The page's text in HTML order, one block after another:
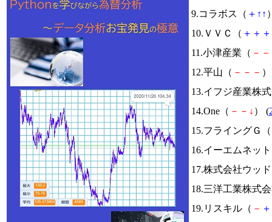
9.コラボス（ ＋ ↑ ↑
10.ＶＶＣ（ ＋ ＋ ＋
11.小津産業（ － －
12.平山（ － － －
13.イフジ産業株
14.One（ － － ↓ ） (
15.フライングＧ（
16.イーエムネッ
17.株式会社ウッ
18.三洋工業株式
19.リスキル（ － ＋